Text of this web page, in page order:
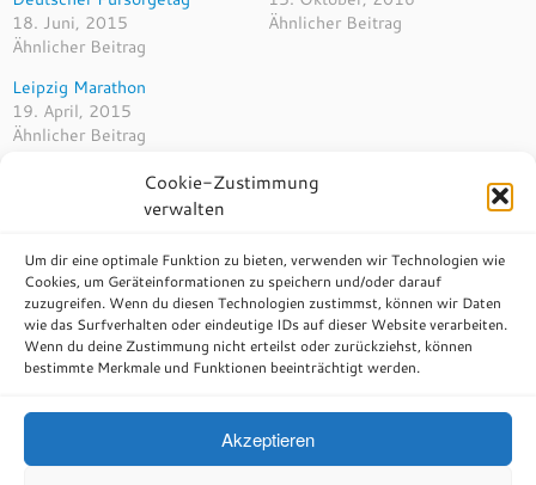
Cookie-Zustimmung
verwalten
Um dir eine optimale Funktion zu bieten, verwenden wir Technologien wie
Cookies, um Geräteinformationen zu speichern und/oder darauf
zuzugreifen. Wenn du diesen Technologien zustimmst, können wir Daten
wie das Surfverhalten oder eindeutige IDs auf dieser Website verarbeiten.
Wenn du deine Zustimmung nicht erteilst oder zurückziehst, können
bestimmte Merkmale und Funktionen beeinträchtigt werden.
Akzeptieren
18. Juni, 2015
Ähnlicher Beitrag
Ähnlicher Beitrag
Leipzig Marathon
19. April, 2015
Ähnlicher Beitrag
Beitragsnavigation
←Dreharbeiten Brunnenfest Lichtenau
Firmenlauf Potsdam→